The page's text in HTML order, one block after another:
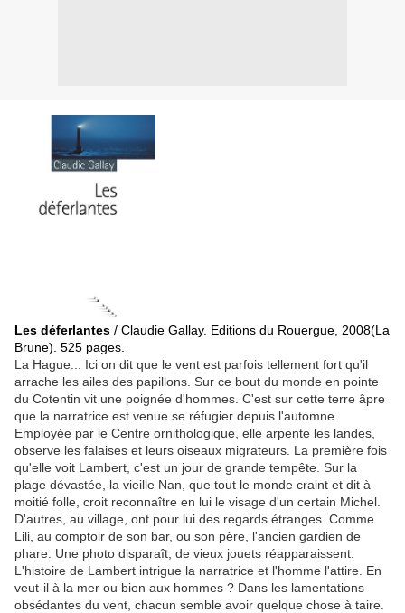
Les déferlantes / Claudie Gallay. Editions du Rouergue, 2008(La
Brune). 525 pages.
La Hague... Ici on dit que le vent est parfois tellement fort qu'il
arrache les ailes des papillons. Sur ce bout du monde en pointe
du Cotentin vit une poignée d'hommes. C'est sur cette terre âpre
que la narratrice est venue se réfugier depuis l'automne.
Employée par le Centre ornithologique, elle arpente les landes,
observe les falaises et leurs oiseaux migrateurs. La première fois
qu'elle voit Lambert, c'est un jour de grande tempête. Sur la
plage dévastée, la vieille Nan, que tout le monde craint et dit à
moitié folle, croit reconnaître en lui le visage d'un certain Michel.
D'autres, au village, ont pour lui des regards étranges. Comme
Lili, au comptoir de son bar, ou son père, l'ancien gardien de
phare. Une photo disparaît, de vieux jouets réapparaissent.
L'histoire de Lambert intrigue la narratrice et l'homme l'attire. En
veut-il à la mer ou bien aux hommes ? Dans les lamentations
obsédantes du vent, chacun semble avoir quelque chose à taire.